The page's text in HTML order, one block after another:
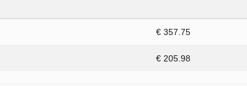
€ 357.75
€ 205.98